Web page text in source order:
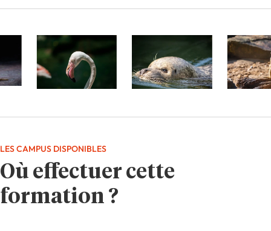
Où effectuer cette
formation ?
LES CAMPUS DISPONIBLES